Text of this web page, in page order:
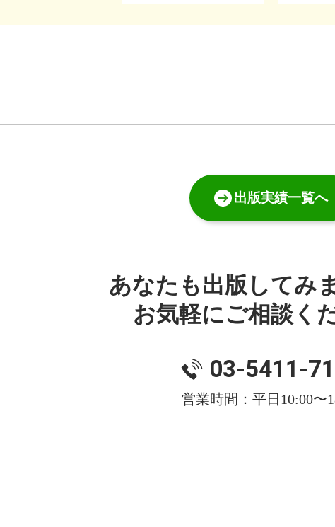
出版実績一覧へ
あなたも出版してみ
お気軽にご相談く
03-5411-
営業時間：平日10:00〜